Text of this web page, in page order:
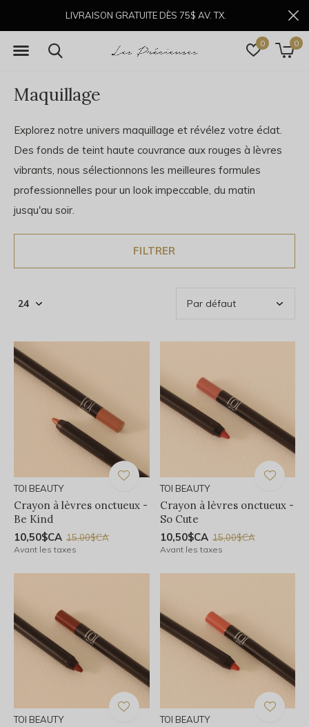
0 0
LIVRAISON GRATUITE DÈS 75$ AV. TX.
Maquillage
Explorez notre univers maquillage et révélez votre éclat.
Des fonds de teint haute couvrance aux rouges à lèvres
vibrants, nous sélectionnons les meilleures formules
professionnelles pour un look impeccable, du matin
jusqu'au soir.
FILTRER
TOI BEAUTY
Crayon à lèvres onctueux -
Be Kind
10,50$CA 15,00$CA
Avant les taxes
TOI BEAUTY
Crayon à lèvres onctueux -
So Cute
10,50$CA 15,00$CA
Avant les taxes
TOI BEAUTY TOI BEAUTY